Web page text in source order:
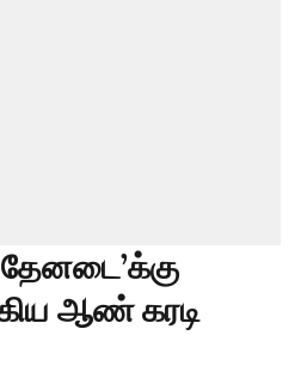
ஆண் கரடி